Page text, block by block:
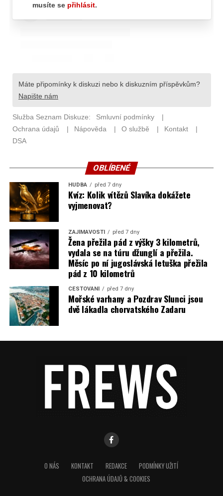
OBLÍBENÉ
HUDBA před 7 dny
Kvíz: Kolik vítězů Slavíka dokážete
vyjmenovat?
ZAJÍMAVOSTI před 7 dny
Žena přežila pád z výšky 3 kilometrů,
vydala se na túru džunglí a přežila.
Měsíc po ní jugoslávská letuška přežila
pád z 10 kilometrů
CESTOVÁNÍ před 7 dny
Mořské varhany a Pozdrav Slunci jsou
dvě lákadla chorvatského Zadaru
O NÁS KONTAKT REDAKCE
PODMÍNKY UŽITÍ
OCHRANA ÚDAJŮ & COOKIES